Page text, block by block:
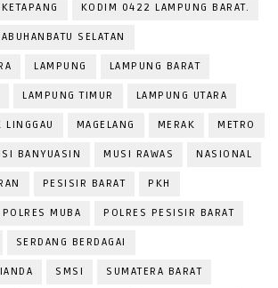
KETAPANG KODIM 0422 LAMPUNG BARAT.
SELATAN
LAMPUNG LAMPUNG BARAT
LAMPUNG TIMUR LAMPUNG UTARA
LINGGAU MAGELANG MERAK METRO
BANYUASIN MUSI RAWAS NASIONAL
PESISIR BARAT PKH
POLRES MUBA POLRES PESISIR BARAT
SERDANG BERDAGAI
SMSI SUMATERA BARAT